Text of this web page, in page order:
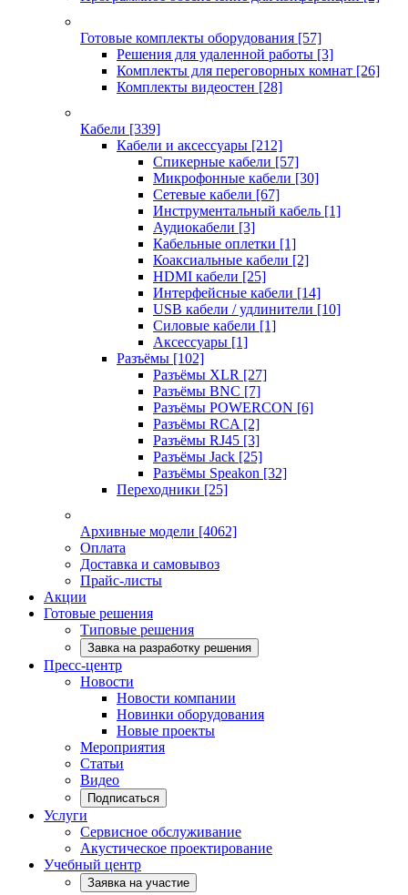
Готовые комплекты оборудования [57]
Решения для удаленной работы [3]
Комплекты для переговорных комнат [26]
Комплекты видеостен [28]
Кабели [339]
Кабели и аксессуары [212]
Спикерные кабели [57]
Микрофонные кабели [30]
Сетевые кабели [67]
Инструментальный кабель [1]
Аудиокабели [3]
Кабельные оплетки [1]
Коаксиальные кабели [2]
HDMI кабели [25]
Интерфейсные кабели [14]
USB кабели / удлинители [10]
Силовые кабели [1]
Аксессуары [1]
Разъёмы [102]
Разъёмы XLR [27]
Разъёмы BNC [7]
Разъёмы POWERCON [6]
Разъёмы RCA [2]
Разъёмы RJ45 [3]
Разъёмы Jack [25]
Разъёмы Speakon [32]
Переходники [25]
Архивные модели [4062]
Оплата
Доставка и самовывоз
Прайс-листы
Акции
Готовые решения
Типовые решения
Завка на разработку решения
Пресс-центр
Новости
Новости компании
Новинки оборудования
Новые проекты
Мероприятия
Статьи
Видео
Подписаться
Услуги
Сервисное обслуживание
Акустическое проектирование
Учебный центр
Заявка на участие